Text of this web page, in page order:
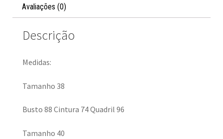
Avaliações (0)
Descrição
Medidas:
Tamanho 38
Busto 88 Cintura 74 Quadril 96
Tamanho 40